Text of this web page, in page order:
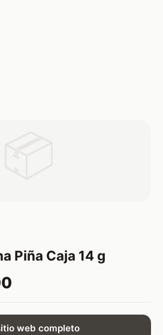
Piña Caja 14 g
web completo